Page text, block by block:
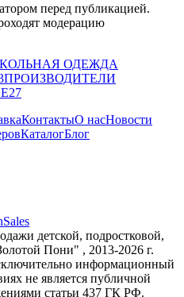
перед публикацией.
модерацию
ОДЕЖДА
ПРОИЗВОДИТЕЛИ
27
КонтактыО насНовости
КаталогБлог
детской, подростковой,
Пони" , 2013-2026 г.
информационный
не является публичной
статьи 437 ГК РФ.